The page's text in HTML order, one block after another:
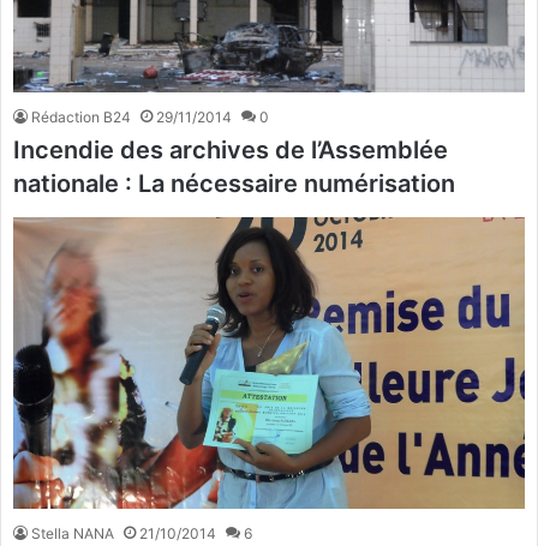
Rédaction B24 29/11/2014 0
Incendie des archives de l’Assemblée
nationale : La nécessaire numérisation
Stella NANA 21/10/2014 6